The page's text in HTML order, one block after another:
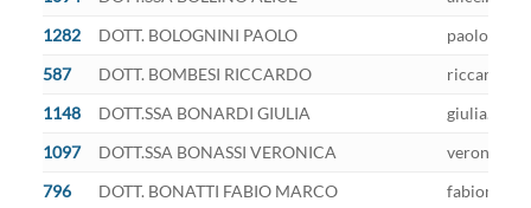
1282
DOTT. BOLOGNINI PAOLO
587
DOTT. BOMBESI RICCARDO
1148
DOTT.SSA BONARDI GIULIA
1097
DOTT.SSA BONASSI VERONICA
796
DOTT. BONATTI FABIO MARCO